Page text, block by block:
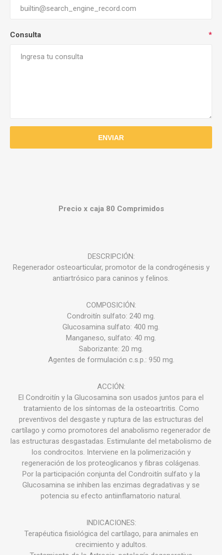
Consulta *
Precio x caja 80 Comprimidos
DESCRIPCIÓN:
Regenerador osteoarticular, promotor de la condrogénesis y
antiartrósico para caninos y felinos.
COMPOSICIÓN:
Condroitín sulfato: 240 mg.
Glucosamina sulfato: 400 mg.
Manganeso, sulfato: 40 mg.
Saborizante: 20 mg.
Agentes de formulación c.s.p.: 950 mg.
ACCIÓN:
El Condroitín y la Glucosamina son usados juntos para el
tratamiento de los síntomas de la osteoartritis. Como
preventivos del desgaste y ruptura de las estructuras del
cartílago y como promotores del anabolismo regenerador de
las estructuras desgastadas. Estimulante del metabolismo de
los condrocitos. Interviene en la polimerización y
regeneración de los proteoglicanos y fibras colágenas.
Por la participación conjunta del Condroitín sulfato y la
Glucosamina se inhiben las enzimas degradativas y se
potencia su efecto antiinflamatorio natural.
INDICACIONES:
Terapéutica fisiológica del cartílago, para animales en
crecimiento y adultos.